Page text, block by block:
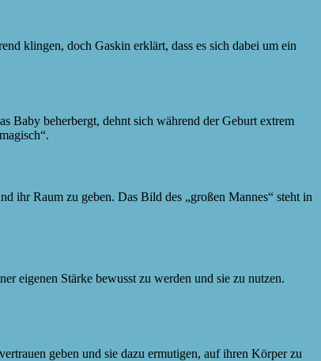
klingen, doch Gaskin erklärt, dass es sich dabei um ein
Baby beherbergt, dehnt sich während der Geburt extrem
ihr Raum zu geben. Das Bild des „großen Mannes“ steht in
eigenen Stärke bewusst zu werden und sie zu nutzen.
geben und sie dazu ermutigen, auf ihren Körper zu